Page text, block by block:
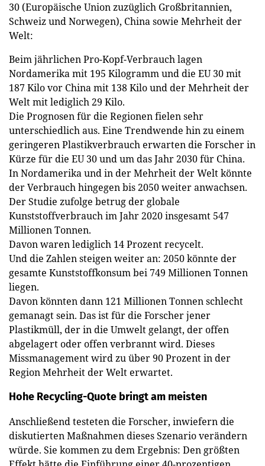
30 (Europäische Union zuzüglich Großbritannien,
Schweiz und Norwegen), China sowie Mehrheit der
Welt:
Beim jährlichen Pro-Kopf-Verbrauch lagen
Nordamerika mit 195 Kilogramm und die EU 30 mit
187 Kilo vor China mit 138 Kilo und der Mehrheit der
Welt mit lediglich 29 Kilo.
Die Prognosen für die Regionen fielen sehr
unterschiedlich aus. Eine Trendwende hin zu einem
geringeren Plastikverbrauch erwarten die Forscher in
Kürze für die EU 30 und um das Jahr 2030 für China.
In Nordamerika und in der Mehrheit der Welt könnte
der Verbrauch hingegen bis 2050 weiter anwachsen.
Der Studie zufolge betrug der globale
Kunststoffverbrauch im Jahr 2020 insgesamt 547
Millionen Tonnen.
Davon waren lediglich 14 Prozent recycelt.
Und die Zahlen steigen weiter an: 2050 könnte der
gesamte Kunststoffkonsum bei 749 Millionen Tonnen
liegen.
Davon könnten dann 121 Millionen Tonnen schlecht
gemanagt sein. Das ist für die Forscher jener
Plastikmüll, der in die Umwelt gelangt, der offen
abgelagert oder offen verbrannt wird. Dieses
Missmanagement wird zu über 90 Prozent in der
Region Mehrheit der Welt erwartet.
Hohe Recycling-Quote bringt am meisten
Anschließend testeten die Forscher, inwiefern die
diskutierten Maßnahmen dieses Szenario verändern
würde. Sie kommen zu dem Ergebnis: Den größten